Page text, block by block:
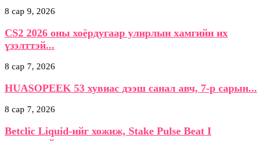
8 сар 9, 2026
CS2 2026 оны хоёрдугаар улирлын хамгийн их
үзэлттэй...
8 сар 7, 2026
HUASOPEEK 53 хувиас дээш санал авч, 7-р сарын...
8 сар 7, 2026
Betclic Liquid-ийг хожиж, Stake Pulse Beat I